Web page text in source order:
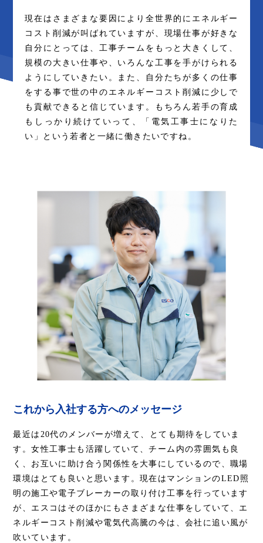
現在はさまざまな要因により全世界的にエネルギー
コスト削減が叫ばれていますが、現場仕事が好きな
自分にとっては、工事チームをもっと大きくして、
規模の大きい仕事や、いろんな工事を手がけられる
ようにしていきたい。また、自分たちが多くの仕事
をする事で世の中のエネルギーコスト削減に少しで
も貢献できると信じています。もちろん若手の育成
もしっかり続けていって、「電気工事士になりた
い」という若者と一緒に働きたいですね。
これから入社する方へのメッセージ
最近は20代のメンバーが増えて、とても期待をしていま
す。女性工事士も活躍していて、チーム内の雰囲気も良
く、お互いに助け合う関係性を大事にしているので、職場
環境はとても良いと思います。現在はマンションのLED照
明の施工や電子ブレーカーの取り付け工事を行っています
が、エスコはそのほかにもさまざまな仕事をしていて、エ
ネルギーコスト削減や電気代高騰の今は、会社に追い風が
吹いています。